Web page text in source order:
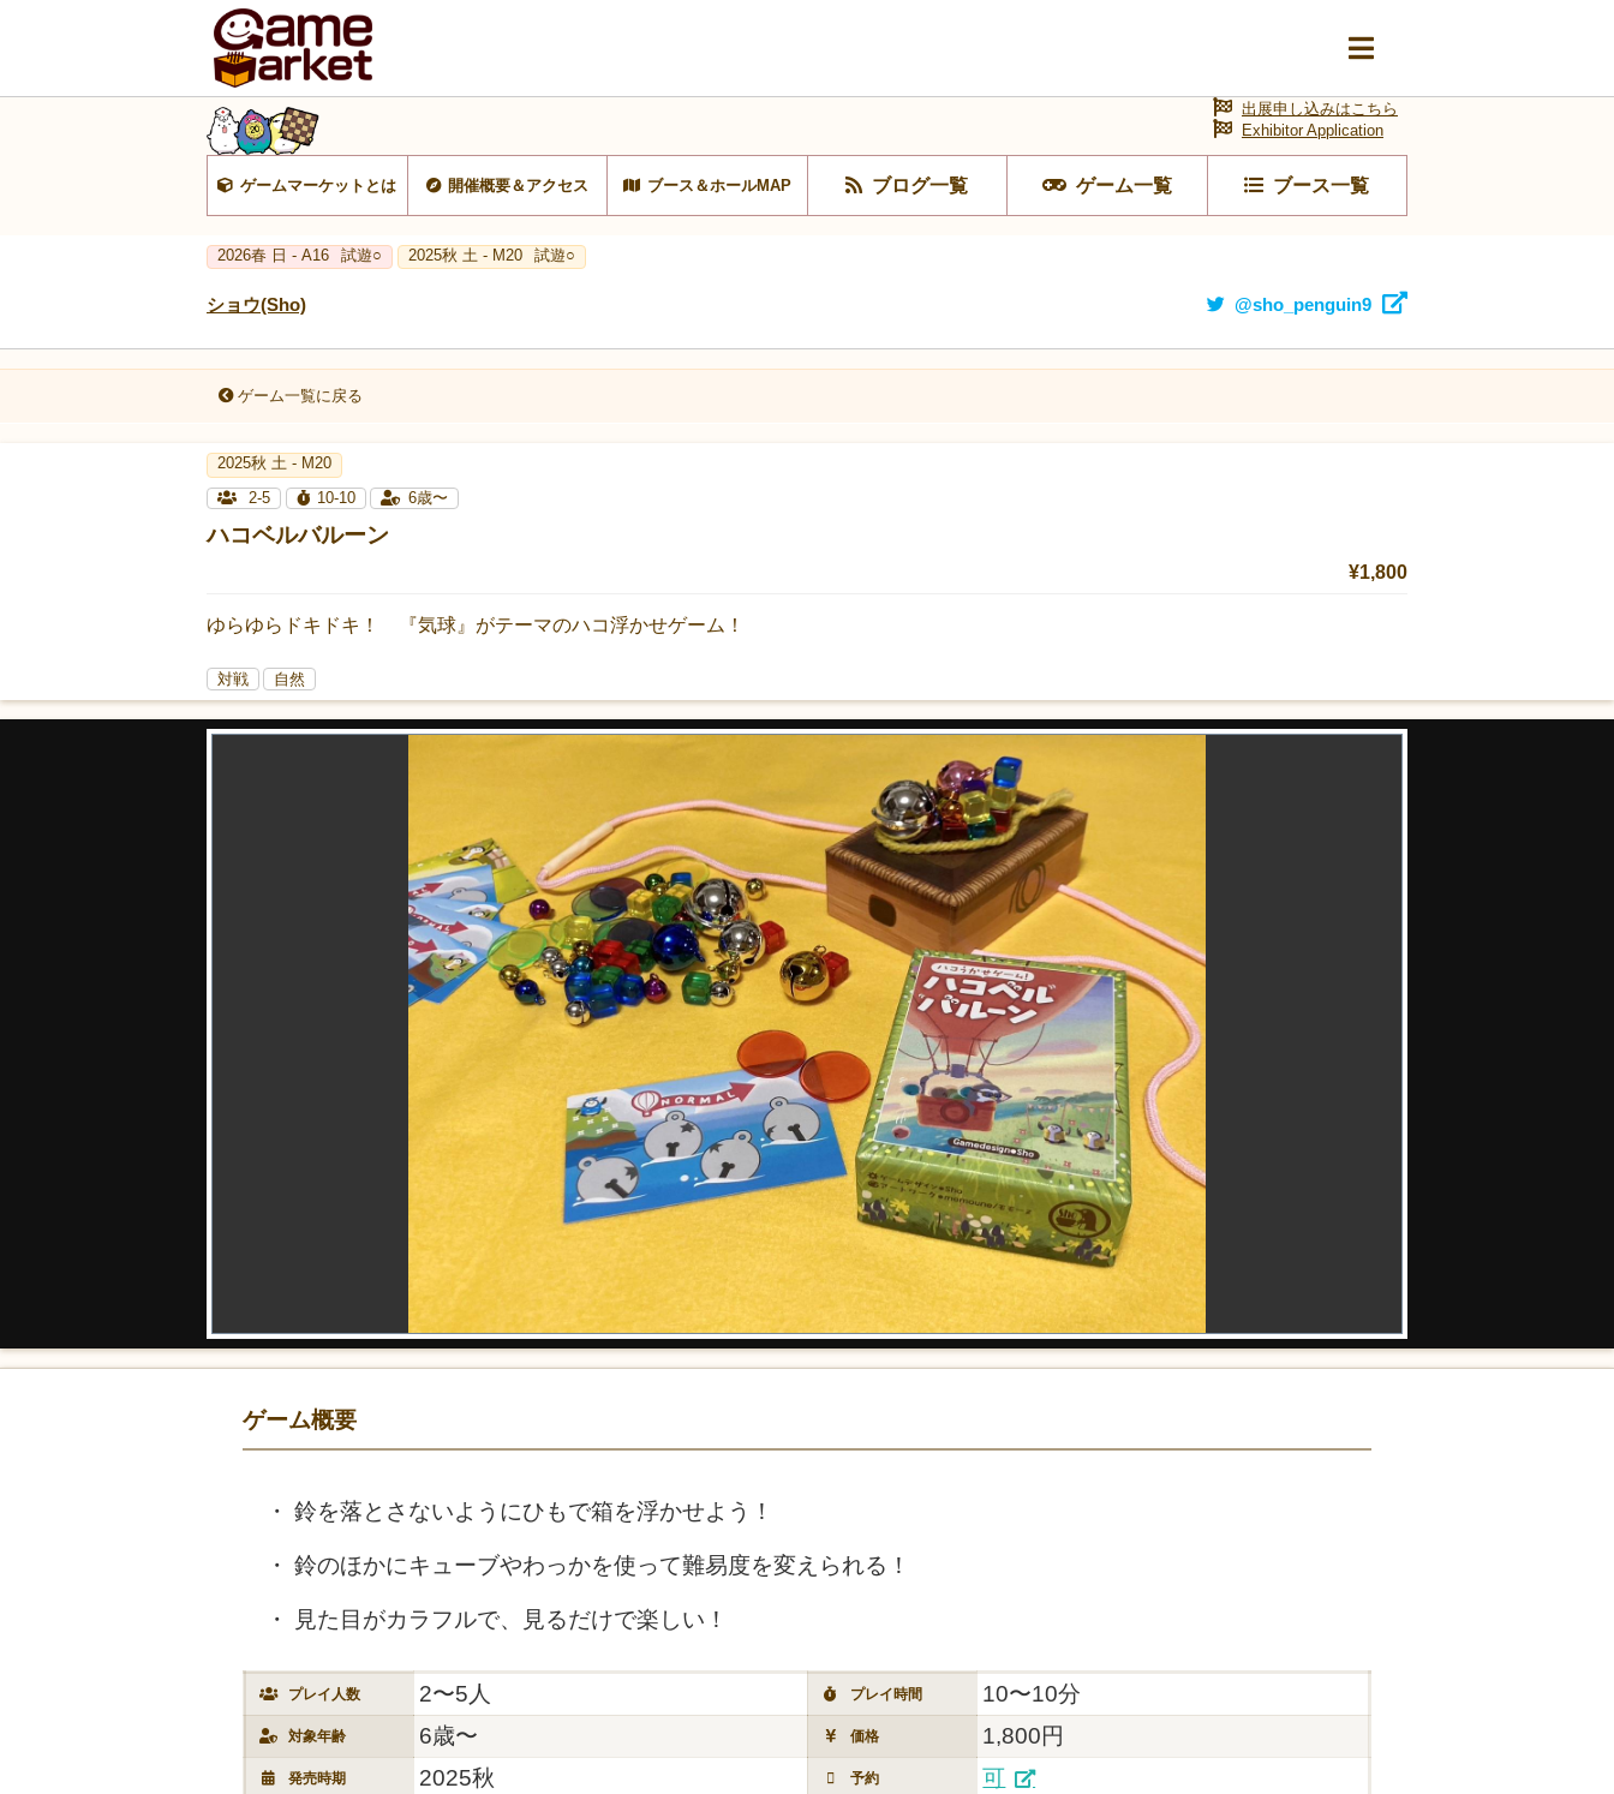
ゲームマーケットとは 開催概要＆アクセス ブース＆ホールMAP ブログ一覧 ゲーム一覧 ブース一覧
出展申し込みはこちら
Exhibitor Application
2026春 日 - A16 試遊○ 2025秋 土 - M20 試遊○
ショウ(Sho) @sho_penguin9
ゲーム一覧に戻る
2025秋 土 - M20
2-5
10-10 6歳〜
ハコベルバルーン
¥1,800
ゆらゆらドキドキ！ 『気球』がテーマのハコ浮かせゲーム！
対戦 自然
ゲーム概要
鈴を落とさないようにひもで箱を浮かせよう！
鈴のほかにキューブやわっかを使って難易度を変えられる！
見た目がカラフルで、見るだけで楽しい！
プレイ人数 2〜5人 プレイ時間 10〜10分
対象年齢 6歳〜 価格 1,800円
発売時期 2025秋 予約 可